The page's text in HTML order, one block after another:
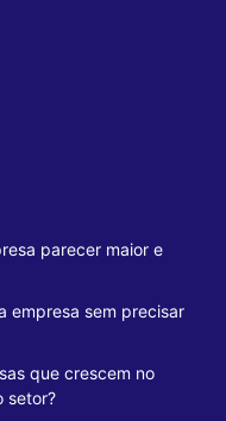
parecer maior e
empresa sem precisar
que crescem no
setor?